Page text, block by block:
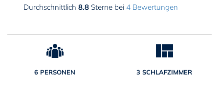
Durchschnittlich 8.8 Sterne bei 4 Bewertungen
6 PERSONEN 3 SCHLAFZIMMER